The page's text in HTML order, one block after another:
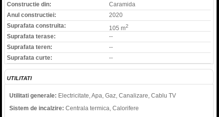
Constructie din:
Caramida
Anul constructiei:
2020
Suprafata construita:
105 m2
Suprafata terase:
--
Suprafata teren:
--
Suprafata curte:
--
UTILITATI
Utilitati generale: Electricitate, Apa, Gaz, Canalizare, Cablu TV
Sistem de incalzire: Centrala termica, Calorifere